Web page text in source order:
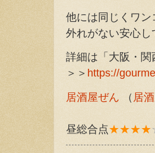
他には同じくワ
外れがない安心
詳細は「大阪・
＞＞ https://
居酒屋ぜん （ 居
昼総合点★★★★